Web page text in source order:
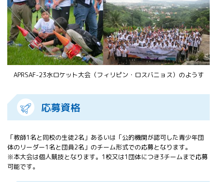
APRSAF-23水ロケット大会（フィリピン・ロスバニョス）のようす
応募資格
「教師1名と同校の生徒2名」あるいは「公的機関が認可した青少年団
体のリーダー1名と団員2名」のチーム形式での応募となります。
※本大会は個人競技となります。1校又は1団体につき3チームまで応募
可能です。